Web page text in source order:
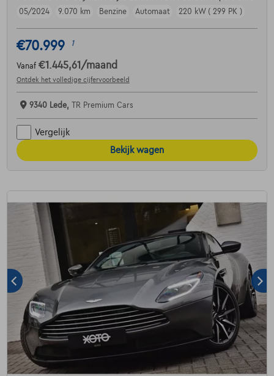
05/2024
9.070 km Benzine Automaat 220 kW ( 299 PK )
€70.999 1
Vanaf €1.445,61 /maand
Ontdek het volledige cijfervoorbeeld
9340 Lede, TR Premium Cars
Vergelijk
Bekijk wagen